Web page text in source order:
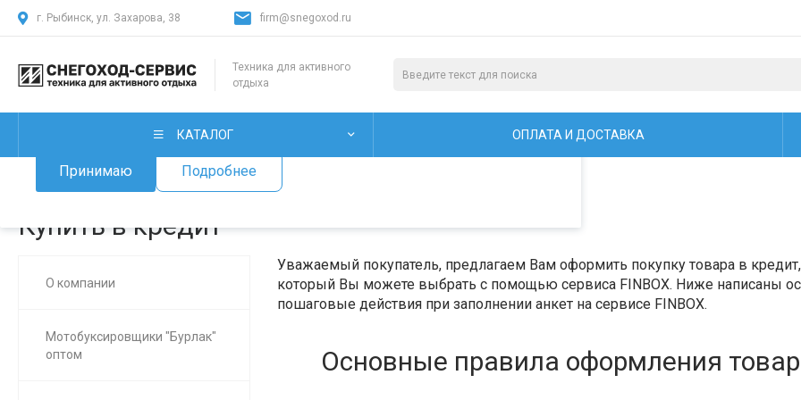
Мы используем файлы cookie, разработанные нашими специалистами и третьими
Принимаю Подробнее
г. Рыбинск, ул. Захарова, 38 firm@snegoxod.ru
Техника для активного
отдыха
КАТАЛОГ ОПЛАТА И ДОСТАВКА
Главная / О нас / Купить в кредит
Купить в кредит
О компании
Мотобуксировщики "Бурлак"
оптом
Уважаемый покупатель, предлагаем Вам оформить покупку товара в
который Вы можете выбрать с помощью сервиса FINBOX. Ниже написаны
пошаговые действия при заполнении анкет на сервисе FINBOX.
Основные правила оформления